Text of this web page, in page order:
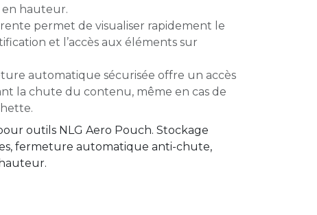
en hauteur.
permet de visualiser rapidement le
et l’accès aux éléments sur
automatique sécurisée offre un accès
la chute du contenu, même en cas de
outils NLG Aero Pouch. Stockage
fermeture automatique anti-chute,